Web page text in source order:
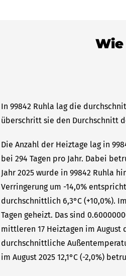
In 99842 Ruhla lag die
überschritt sie den Durchschnitt
Die Anzahl der Heiztage lag in
bei 294 Tagen pro Jahr. Dabei
Jahr 2025 wurde in 99842 Ruhla
Verringerung um -14,0%
durchschnittlich 6,3°C (+10,0%).
Tagen geheizt. Das sind
mittleren 17 Heiztagen im August
durchschnittliche
im August 2025 12,1°C (-2,0%)